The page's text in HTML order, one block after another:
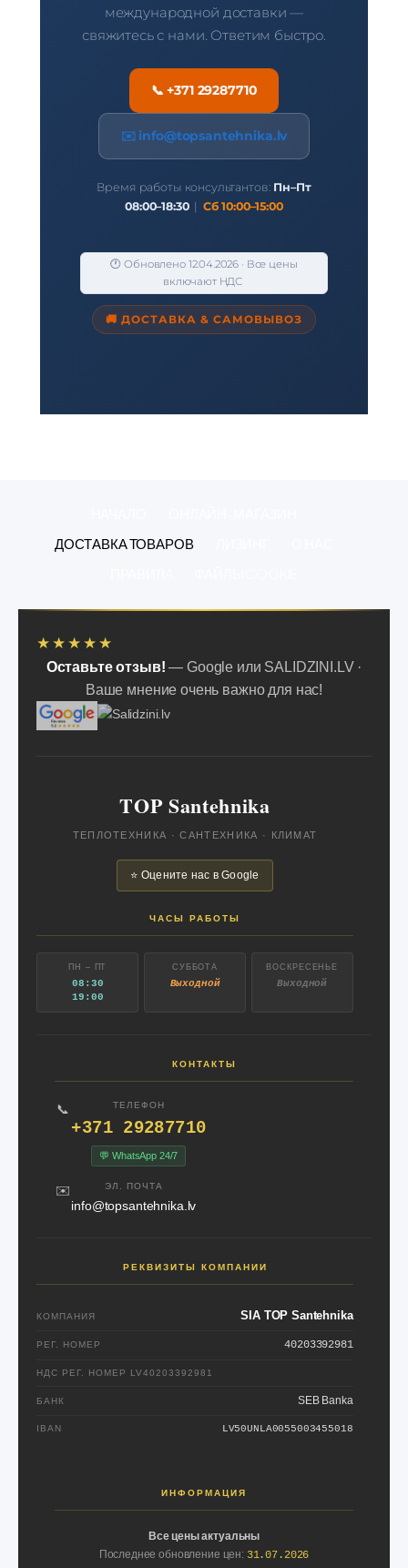
международной доставки —
свяжитесь с нами. Ответим быстро.
📞 +371 29287710
✉️ info@topsantehnika.lv
Время работы консультантов: Пн–Пт
08:00–18:30| Сб 10:00–15:00
🕐 Обновлено 12.04.2026 · Все цены
включают НДС
🚚 ДОСТАВКА & САМОВЫВОЗ
ДОСТАВКА ТОВАРОВ
★★★★★
Оставьте отзыв! — Google или SALIDZINI.LV ·
Ваше мнение очень важно для нас!
TOP Santehnika
ТЕПЛОТЕХНИКА · САНТЕХНИКА · КЛИМАТ
⭐ Оцените нас в Google
ЧАСЫ РАБОТЫ
ПН – ПТ
08:30
19:00
СУББОТА
Выходной
ВОСКРЕСЕНЬЕ
Выходной
КОНТАКТЫ
📞 ТЕЛЕФОН
+371 29287710
💬 WhatsApp 24/7
✉️ ЭЛ. ПОЧТА
info@topsantehnika.lv
РЕКВИЗИТЫ КОМПАНИИ
КОМПАНИЯ SIA TOP Santehnika
РЕГ. НОМЕР 40203392981
НДС РЕГ. НОМЕР LV40203392981
БАНК SEB Banka
IBAN LV50UNLA0055003455018
ИНФОРМАЦИЯ
Все цены актуальны
Последнее обновление цен: 31.07.2026